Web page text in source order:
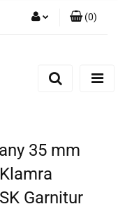
(0)
35 mm
Garnitur